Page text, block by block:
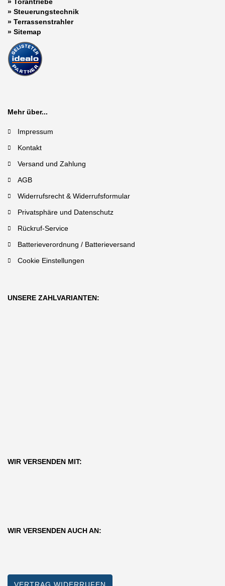
» Torantriebe
» Steuerungstechnik
» Terrassenstrahler
» Sitemap
Mehr über...
Impressum
Kontakt
Versand und Zahlung
AGB
Widerrufsrecht & Widerrufsformular
Privatsphäre und Datenschutz
Rückruf-Service
Batterieverordnung / Batterieversand
Cookie Einstellungen
UNSERE ZAHLVARIANTEN:
WIR VERSENDEN MIT:
WIR VERSENDEN AUCH AN: